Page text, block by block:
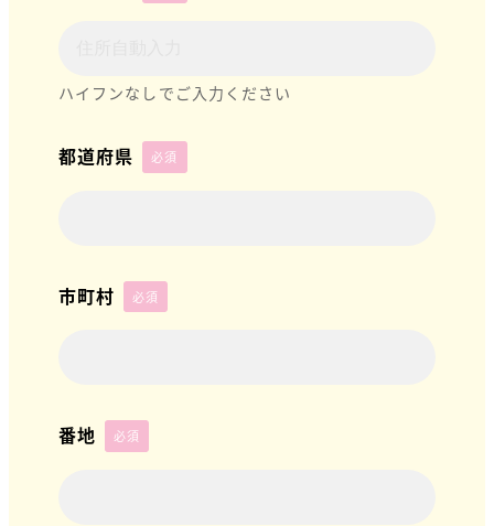
ハイフンなしでご入力ください
都道府県 必須
市町村 必須
番地 必須